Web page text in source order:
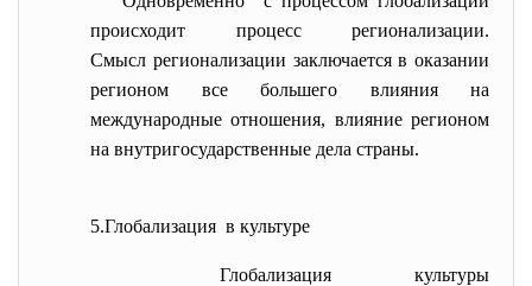
происходит процесс регионализации.
Смысл регионализации заключается в оказании
регионом все большего влияния на
международные отношения, влияние регионом
на внутригосударственные дела страны.
5.Глобализация в культуре
Глобализация культуры